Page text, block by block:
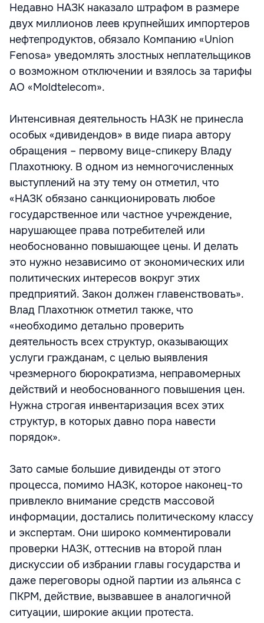
Недавно НАЗК наказало штрафом в размере
двух миллионов леев крупнейших импортеров
нефтепродуктов, обязало Компанию «Union
Fenosa» уведомлять злостных неплательщиков
о возможном отключении и взялось за тарифы
АО «Moldtelecom».
Интенсивная деятельность НАЗК не принесла
особых «дивидендов» в виде пиара автору
обращения – первому вице-спикеру Владу
Плахотнюку. В одном из немногочисленных
выступлений на эту тему он отметил, что
«НАЗК обязано санкционировать любое
государственное или частное учреждение,
нарушающее права потребителей или
необоснованно повышающее цены. И делать
это нужно независимо от экономических или
политических интересов вокруг этих
предприятий. Закон должен главенствовать».
Влад Плахотнюк отметил также, что
«необходимо детально проверить
деятельность всех структур, оказывающих
услуги гражданам, с целью выявления
чрезмерного бюрократизма, неправомерных
действий и необоснованного повышения цен.
Нужна строгая инвентаризация всех этих
структур, в которых давно пора навести
порядок».
Зато самые большие дивиденды от этого
процесса, помимо НАЗК, которое наконец-то
привлекло внимание средств массовой
информации, достались политическому классу
и экспертам. Они широко комментировали
проверки НАЗК, оттеснив на второй план
дискуссии об избрании главы государства и
даже переговоры одной партии из альянса с
ПКРМ, действие, вызвавшее в аналогичной
ситуации, широкие акции протеста.